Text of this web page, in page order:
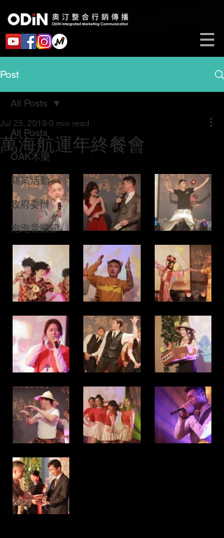
Post
All Posts
OAK木樂
商業活動
政府委辦
泡泡音樂節
All Posts
萬海航運年終餐會
Jul 25, 2019 0 min read